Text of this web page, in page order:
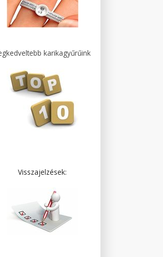
karikagyűrűink
Visszajelzések: